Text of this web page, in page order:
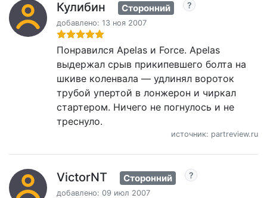
Кулибин Сторонний
добавлено: 13 ноя 2007
Понравился Apelas и Force. Apelas
выдержал срыв прикипевшего болта на
шкиве коленвала — удлинял вороток
трубой упертой в лонжерон и чиркал
стартером. Ничего не погнулось и не
треснуло.
источник: partreview.ru
VictorNT Сторонний
добавлено: 09 июл 2007